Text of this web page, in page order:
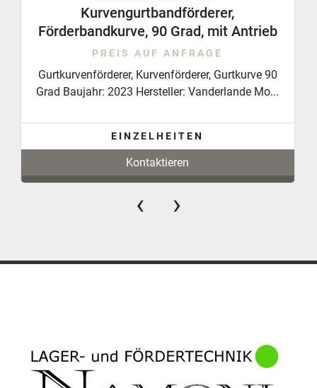
Kurvengurtbandförderer,
Förderbandkurve, 90 Grad, mit Antrieb
PREIS AUF ANFRAGE
Gurtkurvenförderer, Kurvenförderer, Gurtkurve 90
Grad Baujahr: 2023 Hersteller: Vanderlande Mo...
EINZELHEITEN
Kontaktieren
‹ ›